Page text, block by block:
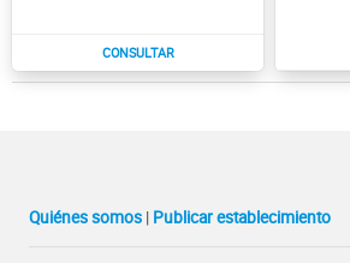
Quiénes somos | Publicar establecimiento